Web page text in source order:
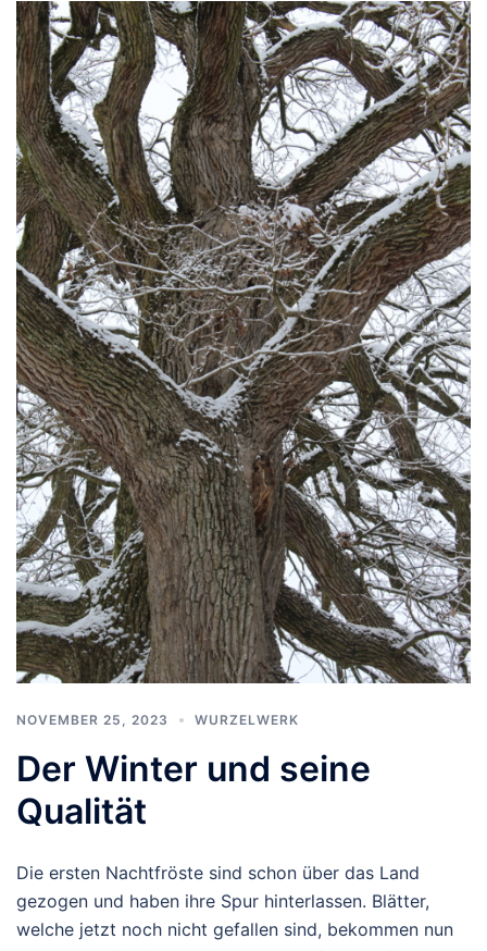
NOVEMBER 25, 2023 WURZELWERK
Der Winter und seine
Qualität
Die ersten Nachtfröste sind schon über das Land
gezogen und haben ihre Spur hinterlassen. Blätter,
welche jetzt noch nicht gefallen sind, bekommen nun